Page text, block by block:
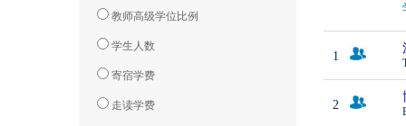
教师高级学位比例
学生人数
寄宿学费
走读学费
1
2